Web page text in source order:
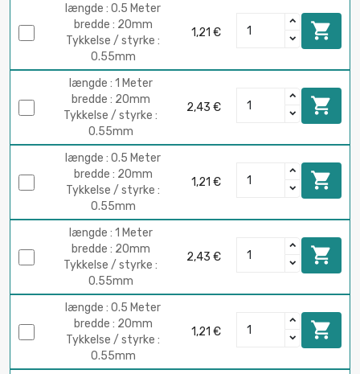
længde : 0.5 Meter
bredde : 20mm
Tykkelse / styrke :
0.55mm
1,21 € 
længde : 1 Meter
bredde : 20mm
Tykkelse / styrke :
0.55mm
2,43 € 
længde : 0.5 Meter
bredde : 20mm
Tykkelse / styrke :
0.55mm
1,21 € 
længde : 1 Meter
bredde : 20mm
Tykkelse / styrke :
0.55mm
2,43 € 
længde : 0.5 Meter
bredde : 20mm
Tykkelse / styrke :
0.55mm
1,21 € 